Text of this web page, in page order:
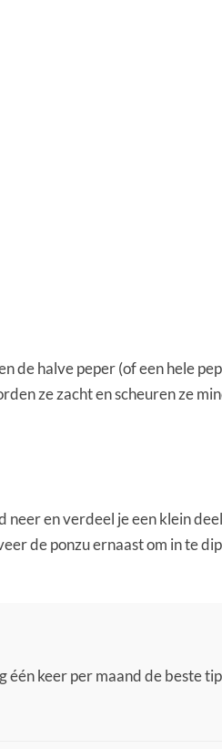
de halve peper (of een hele
ze zacht en scheuren ze
en verdeel je een klein
de ponzu ernaast om in te
keer per maand de beste